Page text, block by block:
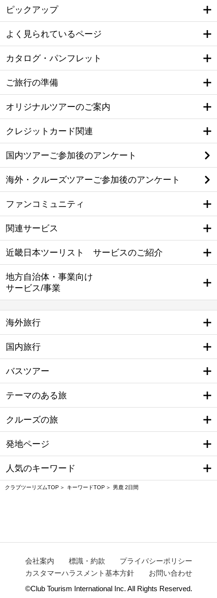
ピックアップ
よく見られているページ
カタログ・パンフレット
ご旅行の準備
オリジナルツアーのご案内
クレジットカード関連
国内ツアーご参加後のアンケート
海外・クルーズツアーご参加後のアンケート
ファンコミュニティ
関連サービス
近畿日本ツーリスト サービスのご紹介
地方自治体・事業向け
サービス/事業
海外旅行
国内旅行
バスツアー
テーマのある旅
クルーズの旅
発地ページ
人気のキーワード
クラブツーリズムTOP キーワードTOP 男鹿 2日間
会社案内 標識・約款
プライバシーポリシー
カスタマーハラスメント基本方針
お問い合わせ
©Club Tourism International Inc. All Rights Reserved.